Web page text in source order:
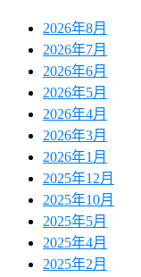
2026年8月
2026年7月
2026年6月
2026年5月
2026年4月
2026年3月
2026年1月
2025年12月
2025年10月
2025年5月
2025年4月
2025年2月